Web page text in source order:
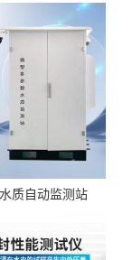
质自动监测站